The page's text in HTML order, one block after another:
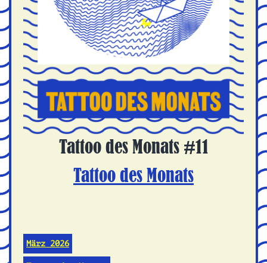
Tattoo des Monats #11
Tattoo des Monats
März 2026